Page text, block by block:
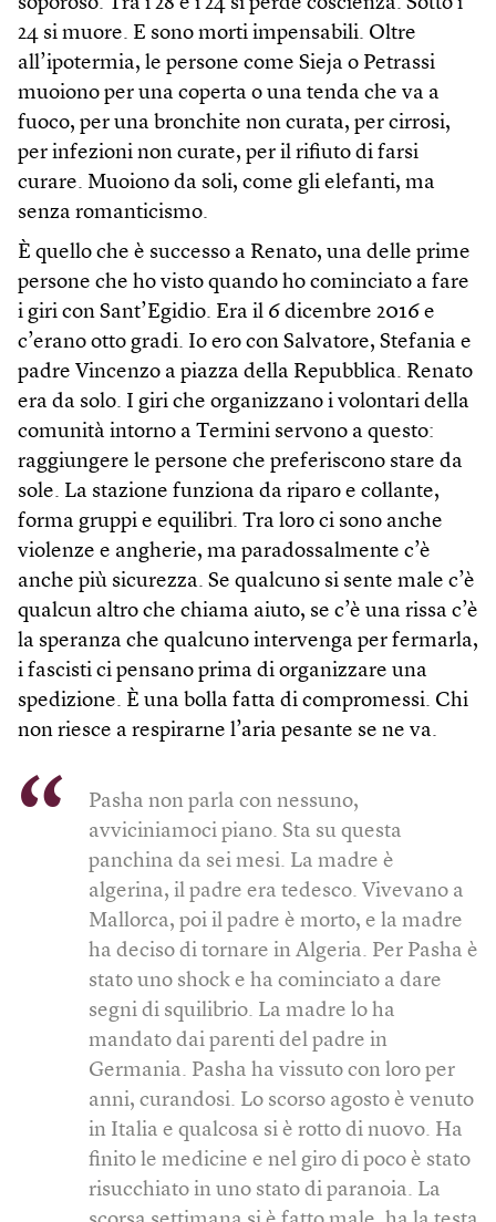
24 si muore. E sono morti impensabili. Oltre
all’ipotermia, le persone come Sieja o Petrassi
muoiono per una coperta o una tenda che va a
fuoco, per una bronchite non curata, per cirrosi,
per infezioni non curate, per il rifiuto di farsi
curare. Muoiono da soli, come gli elefanti, ma
senza romanticismo.
È quello che è successo a Renato, una delle prime
persone che ho visto quando ho cominciato a fare
i giri con Sant’Egidio. Era il 6 dicembre 2016 e
c’erano otto gradi. Io ero con Salvatore, Stefania e
padre Vincenzo a piazza della Repubblica. Renato
era da solo. I giri che organizzano i volontari della
comunità intorno a Termini servono a questo:
raggiungere le persone che preferiscono stare da
sole. La stazione funziona da riparo e collante,
forma gruppi e equilibri. Tra loro ci sono anche
violenze e angherie, ma paradossalmente c’è
anche più sicurezza. Se qualcuno si sente male c’è
qualcun altro che chiama aiuto, se c’è una rissa c’è
la speranza che qualcuno intervenga per fermarla,
i fascisti ci pensano prima di organizzare una
spedizione. È una bolla fatta di compromessi. Chi
non riesce a respirarne l’aria pesante se ne va.
Pasha non parla con nessuno,
avviciniamoci piano. Sta su questa
panchina da sei mesi. La madre è
algerina, il padre era tedesco. Vivevano a
Mallorca, poi il padre è morto, e la madre
ha deciso di tornare in Algeria. Per Pasha è
stato uno shock e ha cominciato a dare
segni di squilibrio. La madre lo ha
mandato dai parenti del padre in
Germania. Pasha ha vissuto con loro per
anni, curandosi. Lo scorso agosto è venuto
in Italia e qualcosa si è rotto di nuovo. Ha
finito le medicine e nel giro di poco è stato
risucchiato in uno stato di paranoia. La